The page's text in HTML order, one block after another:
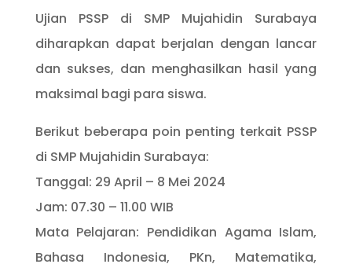
Ujian PSSP di SMP Mujahidin Surabaya
diharapkan dapat berjalan dengan lancar
dan sukses, dan menghasilkan hasil yang
maksimal bagi para siswa.
Berikut beberapa poin penting terkait PSSP
di SMP Mujahidin Surabaya:
Tanggal: 29 April – 8 Mei 2024
Jam: 07.30 – 11.00 WIB
Mata Pelajaran: Pendidikan Agama Islam,
Bahasa Indonesia, PKn, Matematika,